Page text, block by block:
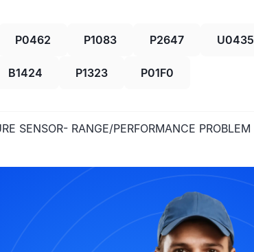
P0462 P1083 P2647 U0435
B1424 P1323 P01F0
SENSOR- RANGE/PERFORMANCE PROBLEM